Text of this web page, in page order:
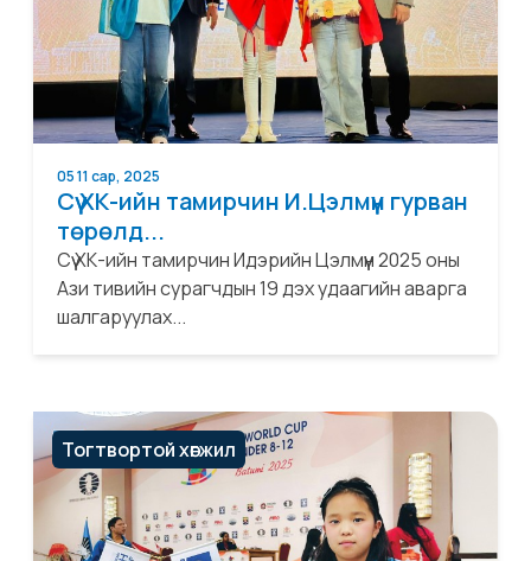
05 11 сар, 2025
Сүү ХК-ийн тамирчин И.Цэлмүүн гурван
төрөлд...
Сүү ХК-ийн тамирчин Идэрийн Цэлмүүн 2025 оны
Ази тивийн сурагчдын 19 дэх удаагийн аварга
шалгаруулах...
Тогтвортой хөгжил